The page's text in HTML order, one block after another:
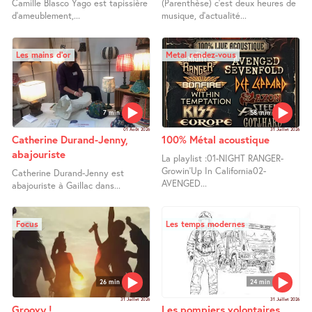
Camille Blasco Yago est tapissière
d’ameublement,...
(Parenthèse) c’est deux heures de
musique, d’actualité...
7 min
Les mains d’or
01 Août 2026
Catherine Durand-Jenny,
abajouriste
Catherine Durand-Jenny est
abajouriste à Gaillac dans...
58 min
Metal rendez-vous
31 Juillet 2026
100% Métal acoustique
La playlist :01-NIGHT RANGER-
Growin’Up In California02-
AVENGED...
26 min
Focus
31 Juillet 2026
Groovy !
24 min
Les temps modernes
31 Juillet 2026
Les pompiers volontaires